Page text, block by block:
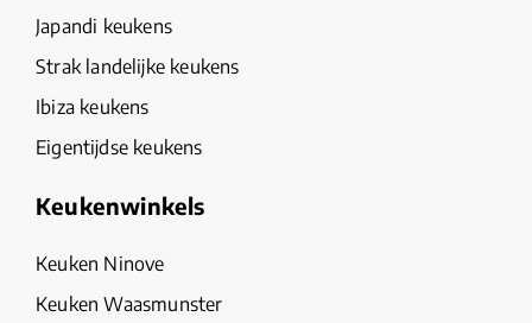
Japandi keukens
Strak landelijke keukens
Ibiza keukens
Eigentijdse keukens
Keukenwinkels
Keuken Ninove
Keuken Waasmunster